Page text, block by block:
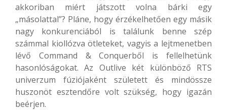
akkoriban miért játszott volna bárki egy
„másolattal”? Pláne, hogy érzékelhetően egy másik
nagy konkurenciából is találunk benne szép
számmal kiollózva ötleteket, vagyis a lejtmenetben
lévő Command & Conquerből is fellelhetünk
hasonlóságokat. Az Outlive két különböző RTS
univerzum fúziójaként született és mindössze
huszonöt esztendőre volt szükség, hogy igazán
beérjen.